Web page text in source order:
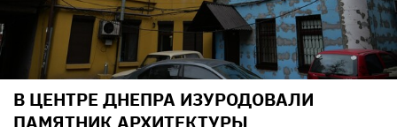
В ЦЕНТРЕ ДНЕПРА ИЗУРОДОВАЛИ
ПАМЯТНИК АРХИТЕКТУРЫ